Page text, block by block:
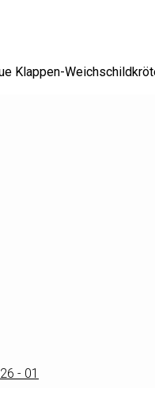
Klappen-
- 01